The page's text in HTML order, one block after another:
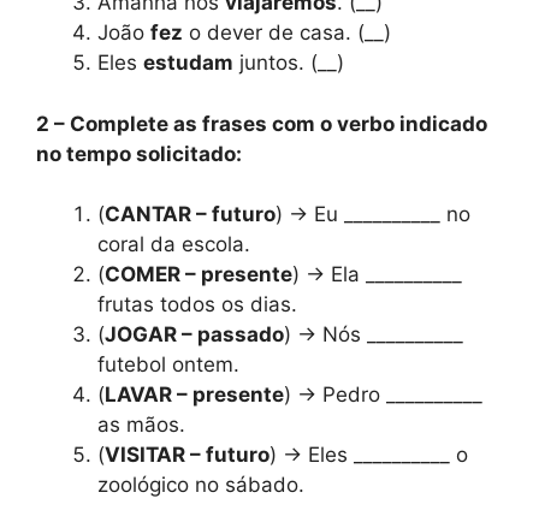
João fez o dever de casa. (__)
Eles estudam juntos. (__)
2 – Complete as frases com o verbo indicado
no tempo solicitado:
(CANTAR – futuro) → Eu __________ no
coral da escola.
(COMER – presente) → Ela __________
frutas todos os dias.
(JOGAR – passado) → Nós __________
futebol ontem.
(LAVAR – presente) → Pedro __________
as mãos.
(VISITAR – futuro) → Eles __________ o
zoológico no sábado.